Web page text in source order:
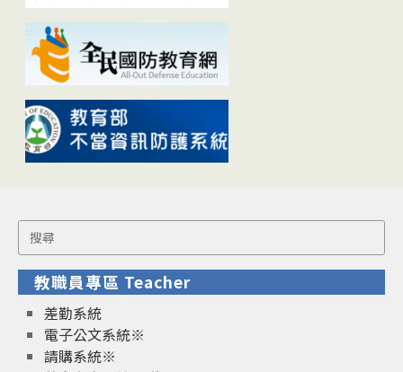
Search
for:
教職員專區 Teacher
差勤系統
電子公文系統※
請購系統※